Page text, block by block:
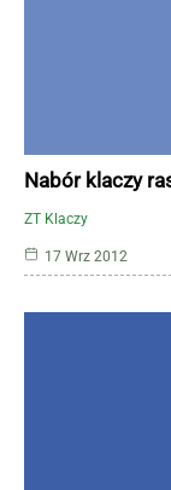
ZT Klaczy
Nabór klaczy
17 Wrz 2012